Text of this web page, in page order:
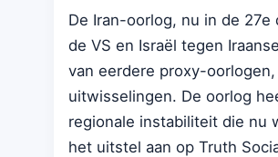
De Iran-oorlog, nu in de
de VS en Israël tegen
van eerdere proxy-
uitwisselingen. De oorlog
regionale instabiliteit die nu
het uitstel aan op Truth